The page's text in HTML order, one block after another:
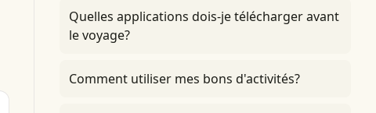
Quelles applications dois-je télécharger avant
le voyage?
Comment utiliser mes bons d'activités?